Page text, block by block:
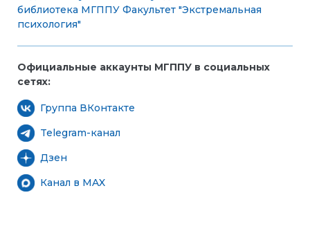
библиотека МГППУ Факультет "Экстремальная
психология"
Официальные аккаунты МГППУ в социальных
сетях:
Группа ВКонтакте
Telegram-канал
Дзен
Канал в MAX